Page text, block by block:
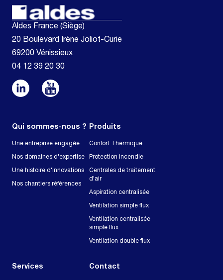
Aldes France (Siège)
20 Boulevard Irène Joliot-Curie
69200 Vénissieux
04 12 39 20 30
Qui sommes-nous ?
Une entreprise engagée
Nos domaines d'expertise
Une histoire d'innovations
Nos chantiers références
Produits
Confort Thermique
Protection incendie
Centrales de traitement
d'air
Aspiration centralisée
Ventilation simple flux
Ventilation centralisée
simple flux
Ventilation double flux
Services Contact